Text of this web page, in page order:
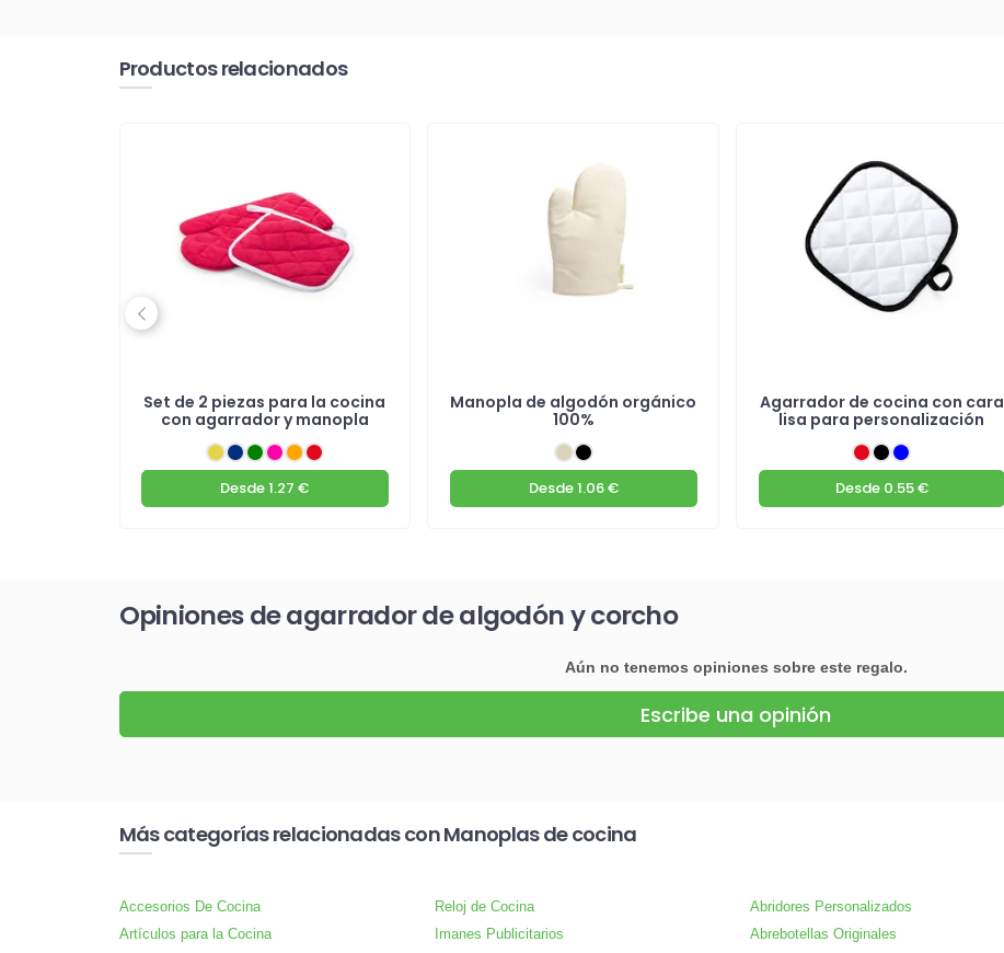
Productos relacionados
Set de 2 piezas para la cocina
con agarrador y manopla
Desde1.27 €
Manopla de algodón orgánico
100%
Desde1.06 €
Agarrador de cocina con cara
lisa para personalización
Desde0.55 €
Previous
Opiniones de agarrador de algodón y corcho
Aún no tenemos opiniones sobre este regalo.
Escribe una opinión
Más categorías relacionadas con Manoplas de cocina
Accesorios De Cocina Reloj de Cocina Abridores Personalizados
Artículos para la Cocina
Imanes Publicitarios Abrebotellas Originales